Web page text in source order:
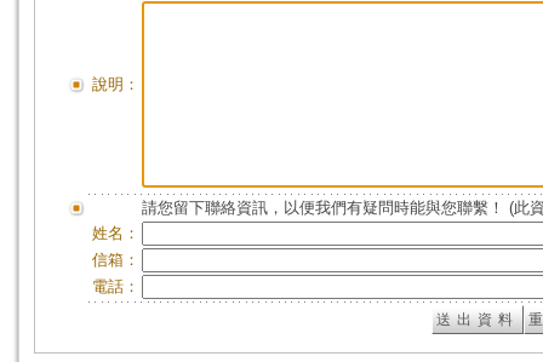
說明：
請您留下聯絡資訊，以便我們有疑問時能與您聯繫！ (此
姓名：
信箱：
電話：